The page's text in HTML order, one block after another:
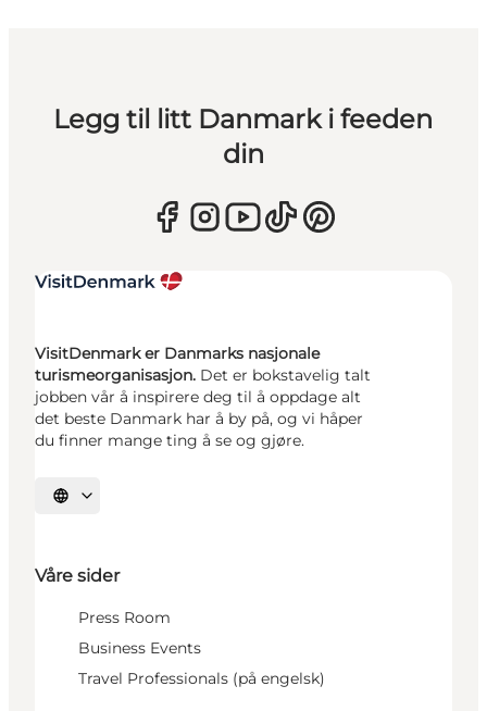
Legg til litt Danmark i feeden
din
VisitDenmark er Danmarks nasjonale
turismeorganisasjon. Det er bokstavelig talt
jobben vår å inspirere deg til å oppdage alt
det beste Danmark har å by på, og vi håper
du finner mange ting å se og gjøre.
Velg språk
Våre sider
Press Room
Business Events
Travel Professionals (på engelsk)